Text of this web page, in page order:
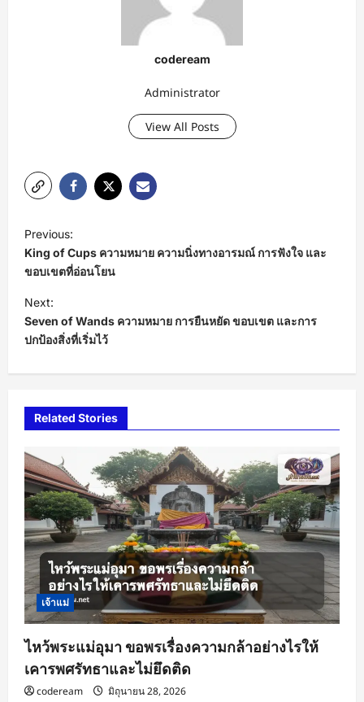
codeream
Administrator
View All Posts
o
s
t
n
a
v
g
a
t
i
o
n
Previous:
King of Cups ความหมาย ความนิ่งทางอารมณ์ การฟังใจ และ
ขอบเขตที่อ่อนโยน
Next:
Seven of Wands ความหมาย การยืนหยัด ขอบเขต และการ
ปกป้องสิ่งที่เริ่มไว้
Related Stories
เจ้าแม่
ไหว้พระแม่อุมา ขอพรเรื่องความกล้าอย่างไรให้
เคารพศรัทธาและไม่ยึดติด
codeream มิถุนายน 28, 2026